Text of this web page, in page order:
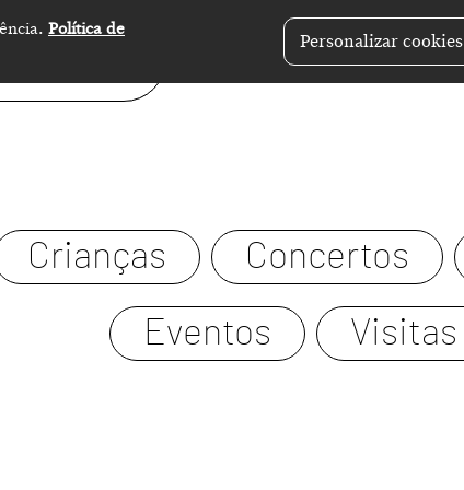
Política de
Personalizar cookies
Crianças Concertos
Eventos Visitas